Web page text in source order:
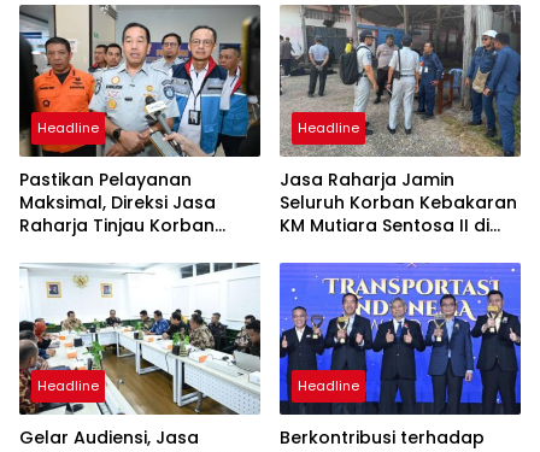
PHC Surabaya
Headline
Pastikan Pelayanan
Maksimal, Direksi Jasa
Raharja Tinjau Korban
Sentosa II
Headline
Jasa Raharja Jamin
Seluruh Korban Kebakaran
KM Mutiara Sentosa II di
Headline
Gelar Audiensi, Jasa
Headline
Berkontribusi terhadap